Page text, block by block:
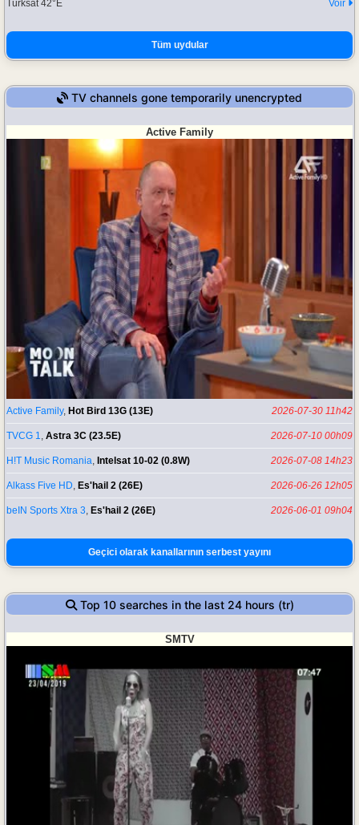
Türksat 42°E Voir
Tüm uydular
TV channels gone temporarily unencrypted
Active Family
Active Family, Hot Bird 13G (13E) 2026-07-30 11h42
TVCG 1 Astra 3C (23.5E) 2026-07-10 00h09
H!T Music Romania Intelsat 10-02 (0.8W) 2026-07-08 14h23
Alkass Five HD Es'hail 2 (26E) 2026-06-26 12h05
beIN Sports Xtra 3 Es'hail 2 (26E) 2026-06-01 09h04
Geçici olarak kanallarının serbest yayını
Top 10 searches in the last 24 hours (tr)
SMTV